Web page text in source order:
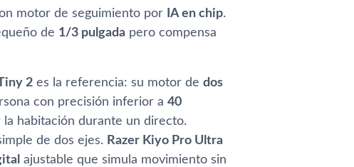
motor de seguimiento por IA en chip.
de 1/3 pulgada pero compensa
2 es la referencia: su motor de dos
con precisión inferior a 40
habitación durante un directo.
de dos ejes. Razer Kiyo Pro Ultra
ajustable que simula movimiento sin